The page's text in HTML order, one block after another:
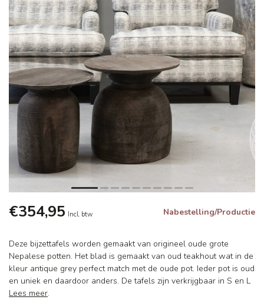
€354,95 Incl. btw Nabestelling/Productie
Deze bijzettafels worden gemaakt van origineel oude grote
Nepalese potten. Het blad is gemaakt van oud teakhout wat in de
kleur antique grey perfect match met de oude pot. Ieder pot is oud
en uniek en daardoor anders. De tafels zijn verkrijgbaar in S en L
Lees meer.